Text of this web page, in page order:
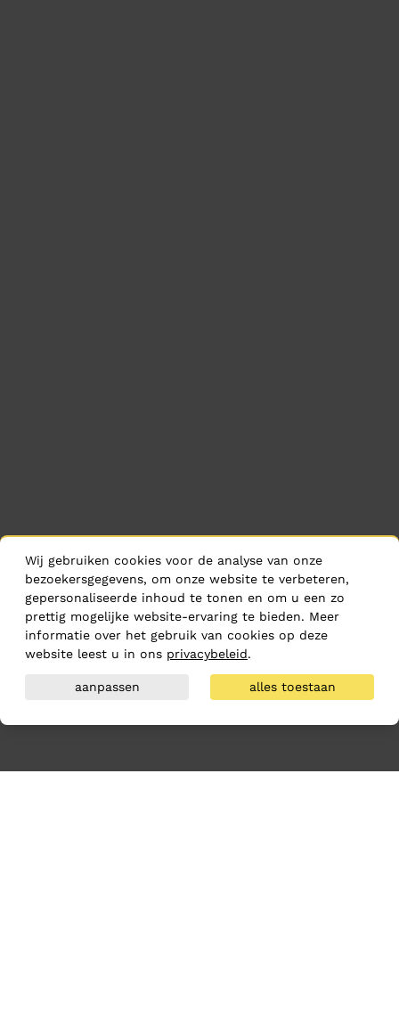
Wij gebruiken cookies voor de analyse van onze
bezoekersgegevens, om onze website te verbeteren,
gepersonaliseerde inhoud te tonen en om u een zo
prettig mogelijke website-ervaring te bieden. Meer
informatie over het gebruik van cookies op deze
website leest u in ons privacybeleid.
aanpassen alles toestaan